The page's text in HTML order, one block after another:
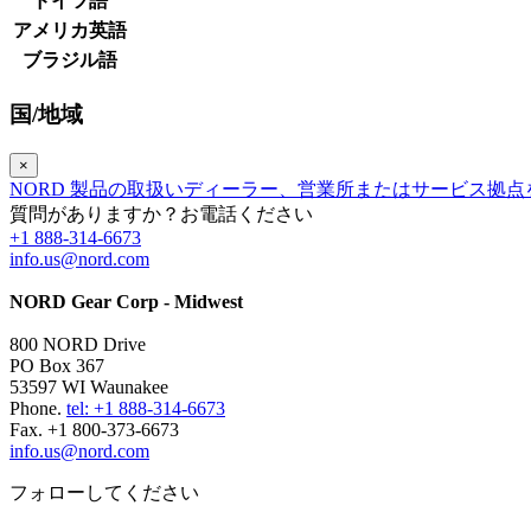
アメリカ英語
ブラジル語
国/地域
×
NORD 製品の取扱いディーラー、営業所またはサービス拠
質問がありますか？お電話ください
+1 888-314-6673
info.us@nord.com
NORD Gear Corp - Midwest
800 NORD Drive
PO Box 367
53597 WI Waunakee
Phone. tel: +1 888-314-6673
Fax. +1 800-373-6673
info.us@nord.com
フォローしてください